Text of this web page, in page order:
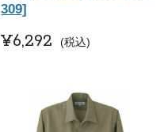
309]
¥6,292 税込